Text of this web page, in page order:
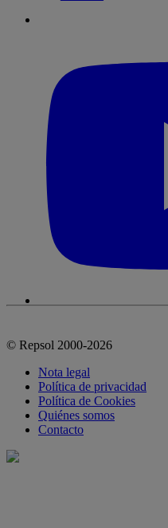
© Repsol 2000-2026
Nota legal
Política de privacidad
Política de Cookies
Quiénes somos
Contacto